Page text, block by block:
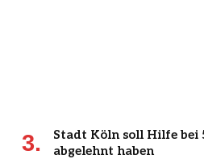
Stadt Köln soll Hilfe bei
abgelehnt haben